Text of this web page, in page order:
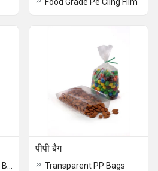
पीपी बैग
Transparent PP Bags